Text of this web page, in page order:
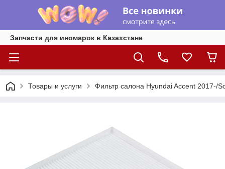
Запчасти для иномарок в Казахстане
Товары и услуги Фильтр салона Hyundai Accent 2017-/